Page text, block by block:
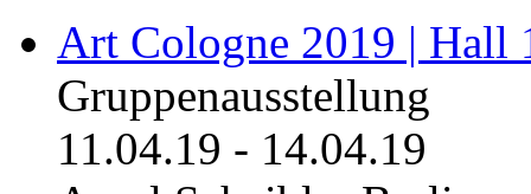
Art Cologne 2019 | Hall
Gruppenausstellung
11.04.19 - 14.04.19